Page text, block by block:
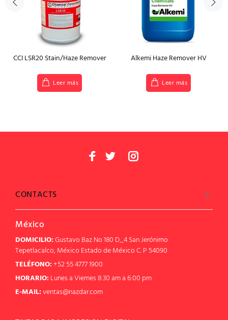
CCI LSR20 Stain/Haze Remover
Leer más
Alkemi Haze Remover HV
Leer más
CONTACTS
México
DOMICILIO:Gustavo Baz No 180 D_4 San Jerónimo
Tepetlacalco, México Estado de México C. P 54090
TELÉFONO:+52 55 4777 1900
HORARIO: Lunes a Viernes 8:30 am a 6:00 pm
E-MAIL:ventas@nazdar.com